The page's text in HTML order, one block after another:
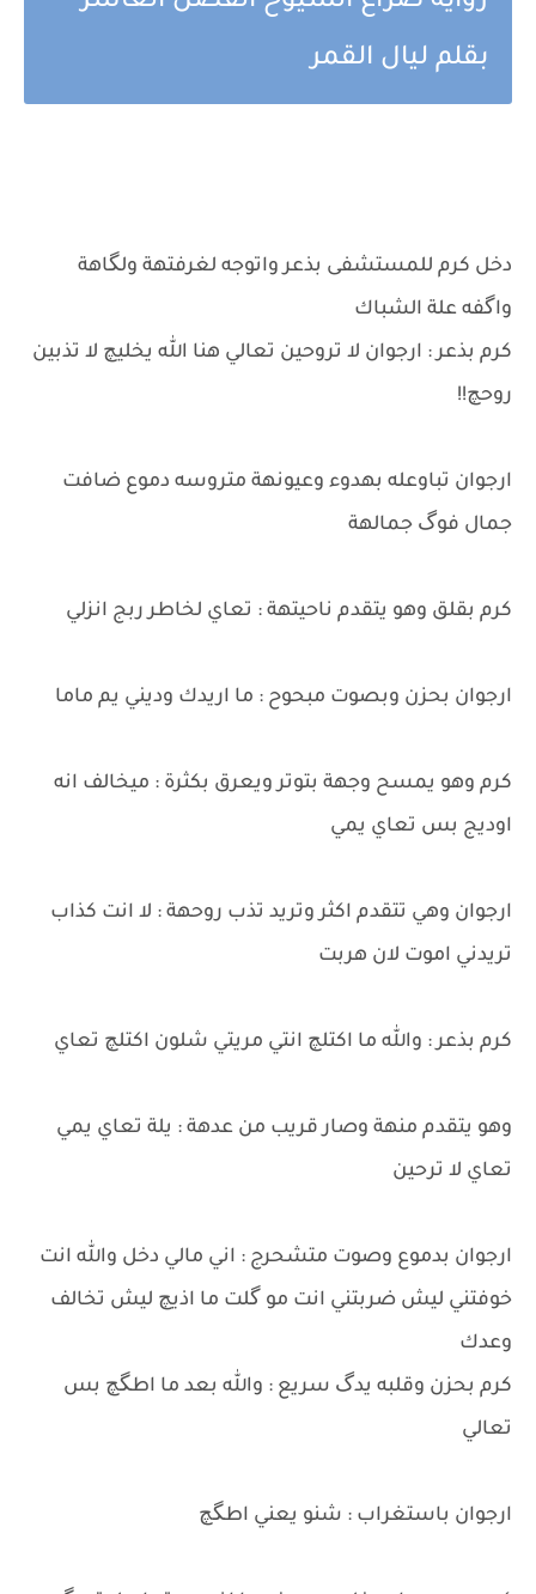
بقلم ليال القمر
دخل كرم للمستشفى بذعر واتوجه لغرفتهة ولگاهة
واگفه علة الشباك
كرم بذعر : ارجوان لا تروحين تعالي هنا الله يخليچ لا تذبين
روحچ!!
ارجوان تباوعله بهدوء وعيونهة متروسه دموع ضافت
جمال فوگ جمالهة
كرم بقلق وهو يتقدم ناحيتهة : تعاي لخاطر ربج انزلي
ارجوان بحزن وبصوت مبحوح : ما اريدك وديني يم ماما
كرم وهو يمسح وجهة بتوتر ويعرق بكثرة : ميخالف انه
اوديج بس تعاي يمي
ارجوان وهي تتقدم اكثر وتريد تذب روحهة : لا انت كذاب
تريدني اموت لان هربت
كرم بذعر : والله ما اكتلچ انتي مريتي شلون اكتلچ تعاي
وهو يتقدم منهة وصار قريب من عدهة : يلة تعاي يمي
تعاي لا ترحين
ارجوان بدموع وصوت متشحرج : اني مالي دخل والله انت
خوفتني ليش ضربتني انت مو گلت ما اذيچ ليش تخالف
وعدك
كرم بحزن وقلبه يدگ سريع : والله بعد ما اطگچ بس
تعالي
ارجوان باستغراب : شنو يعني اطگچ